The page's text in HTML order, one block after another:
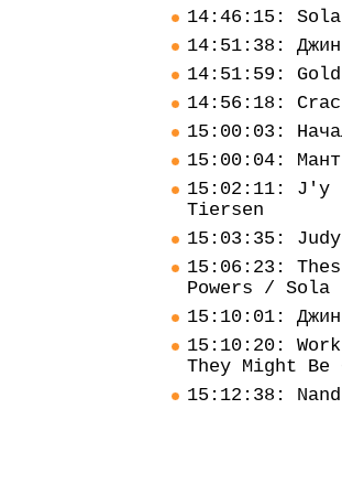
14:46:15:
14:51:38:
14:51:59:
14:56:18:
15:00:03:
15:00:04:
15:02:11: J'y
Tiersen
15:03:35:
15:06:23:
Powers / Sola
15:10:01:
15:10:20:
They Might Be
15:12:38: